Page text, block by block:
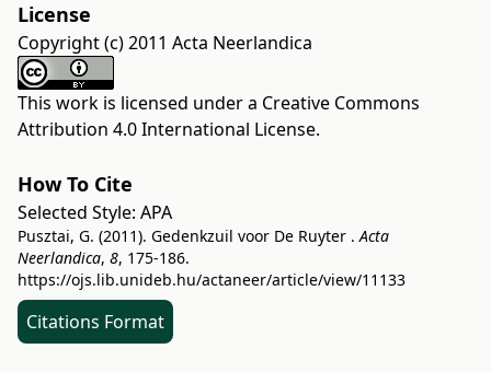
License
Copyright (c) 2011 Acta Neerlandica
This work is licensed under a Creative Commons
Attribution 4.0 International License.
How To Cite
Selected Style: APA
Pusztai, G. (2011). Gedenkzuil voor De Ruyter .Acta
Neerlandica, 8, 175-186.
https://ojs.lib.unideb.hu/actaneer/article/view/11133
Citations Format